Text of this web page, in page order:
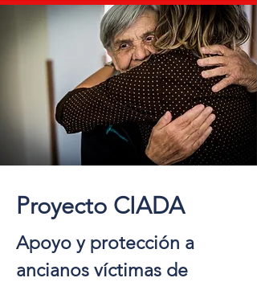
Proyecto CIADA
Apoyo y protección a
ancianos víctimas de